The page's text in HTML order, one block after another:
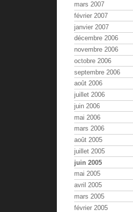
mars 2007
février 2007
janvier 2007
décembre 2006
novembre 2006
octobre 2006
septembre 2006
août 2006
juillet 2006
juin 2006
mai 2006
mars 2006
août 2005
juillet 2005
juin 2005
mai 2005
avril 2005
mars 2005
février 2005